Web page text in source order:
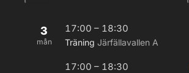
3
mån
17:00 – 18:30
Träning Järfällavallen A
17:00 – 18:30